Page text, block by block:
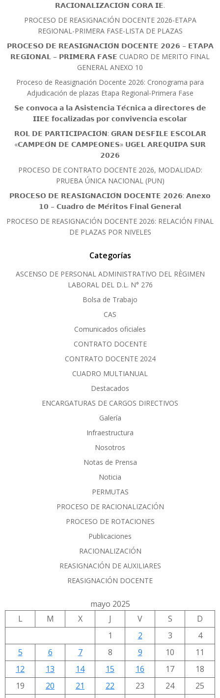
𝗥𝗔𝗖𝗜𝗢𝗡𝗔𝗟𝗜𝗭𝗔𝗖𝗜𝗢́𝗡 𝗖𝗢𝗥𝗔 𝗜𝗘.
PROCESO DE REASIGNACIÓN DOCENTE 2026-ETAPA
REGIONAL-PRIMERA FASE-LISTA DE PLAZAS
𝗣𝗥𝗢𝗖𝗘𝗦𝗢 𝗗𝗘 𝗥𝗘𝗔𝗦𝗜𝗚𝗡𝗔𝗖𝗜𝗢́𝗡 𝗗𝗢𝗖𝗘𝗡𝗧𝗘 𝟮𝟬𝟮𝟲 – 𝗘𝗧𝗔𝗣𝗔
𝗥𝗘𝗚𝗜𝗢𝗡𝗔𝗟 – 𝗣𝗥𝗜𝗠𝗘𝗥𝗔 𝗙𝗔𝗦𝗘 CUADRO DE MERITO FINAL
GENERAL ANEXO 10
Proceso de Reasignación Docente 2026: Cronograma para
Adjudicación de plazas Etapa Regional-Primera Fase
𝗦𝗲 𝗰𝗼𝗻𝘃𝗼𝗰𝗮 𝗮 𝗹𝗮 𝗔𝘀𝗶𝘀𝘁𝗲𝗻𝗰𝗶𝗮 𝗧𝗲́𝗰𝗻𝗶𝗰𝗮 𝗮 𝗱𝗶𝗿𝗲𝗰𝘁𝗼𝗿𝗲𝘀 𝗱𝗲
𝗜𝗜𝗘𝗘 𝗳𝗼𝗰𝗮𝗹𝗶𝘇𝗮𝗱𝗮𝘀 𝗽𝗼𝗿 𝗰𝗼𝗻𝘃𝗶𝘃𝗲𝗻𝗰𝗶𝗮 𝗲𝘀𝗰𝗼𝗹𝗮𝗿
𝗥𝗢𝗟 𝗗𝗘 𝗣𝗔𝗥𝗧𝗜𝗖𝗜𝗣𝗔𝗖𝗜𝗢́𝗡: 𝗚𝗥𝗔𝗡 𝗗𝗘𝗦𝗙𝗜𝗟𝗘 𝗘𝗦𝗖𝗢𝗟𝗔𝗥
«𝗖𝗔𝗠𝗣𝗘𝗢́𝗡 𝗗𝗘 𝗖𝗔𝗠𝗣𝗘𝗢𝗡𝗘𝗦» 𝗨𝗚𝗘𝗟 𝗔𝗥𝗘𝗤𝗨𝗜𝗣𝗔 𝗦𝗨𝗥
𝟮𝟬𝟮𝟲
PROCESO DE CONTRATO DOCENTE 2026, MODALIDAD:
PRUEBA ÚNICA NACIONAL (PUN)
𝗣𝗥𝗢𝗖𝗘𝗦𝗢 𝗗𝗘 𝗥𝗘𝗔𝗦𝗜𝗚𝗡𝗔𝗖𝗜𝗢́𝗡 𝗗𝗢𝗖𝗘𝗡𝗧𝗘 𝟮𝟬𝟮𝟲: 𝗔𝗻𝗲𝘅𝗼
𝟭𝟬 – 𝗖𝘂𝗮𝗱𝗿𝗼 𝗱𝗲 𝗠𝗲́𝗿𝗶𝘁𝗼𝘀 𝗙𝗶𝗻𝗮𝗹 𝗚𝗲𝗻𝗲𝗿𝗮𝗹
PROCESO DE REASIGNACIÓN DOCENTE 2026: RELACIÓN FINAL
DE PLAZAS POR NIVELES
Categorías
ASCENSO DE PERSONAL ADMINISTRATIVO DEL RÈGIMEN
LABORAL DEL D.L. N° 276
Bolsa de Trabajo
CAS
Comunicados oficiales
CONTRATO DOCENTE
CONTRATO DOCENTE 2024
CUADRO MULTIANUAL
Destacados
ENCARGATURAS DE CARGOS DIRECTIVOS
Galería
Infraestructura
Nosotros
Notas de Prensa
Noticia
PERMUTAS
PROCESO DE RACIONALIZACIÓN
PROCESO DE ROTACIONES
Publicaciones
RACIONALIZACIÓN
REASIGNACIÓN DE AUXILIARES
REASIGNACIÓN DOCENTE
mayo 2025
L
M X J V S
D
1
2 3
4
5
6 7 8 9 10
11
12
13 14 15 16 17
18
19
20 21 22 23 24
25